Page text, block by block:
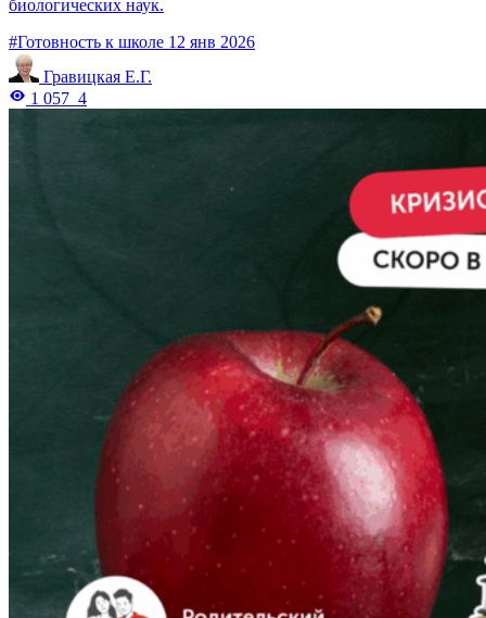
биологических наук.
#Готовность к школе 12 янв 2026
Гравицкая Е.Г.
1 057 4